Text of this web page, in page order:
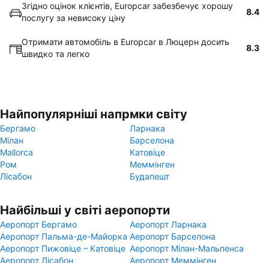
Згідно оцінок клієнтів, Europcar забезбечує хорошу
послугу за невисоку ціну
8.4
Отримати автомобіль в Europcar в Люцерн досить
швидко та легко
8.3
Найпопулярніші напрмки світу
Бергамо
Ларнака
Мілан
Барселона
Mallorca
Катовіце
Ром
Меммінген
Лісабон
Будапешт
Найбільші у світі аеропорти
Аеропорт Бергамо
Аеропорт Ларнака
Аеропорт Пальма-де-Майорка Аеропорт Барселона
Аеропорт Пижовіце – Катовіце Аеропорт Мілан-Мальпенса
Аеропорт Лісабон
Аеропорт Меммінген